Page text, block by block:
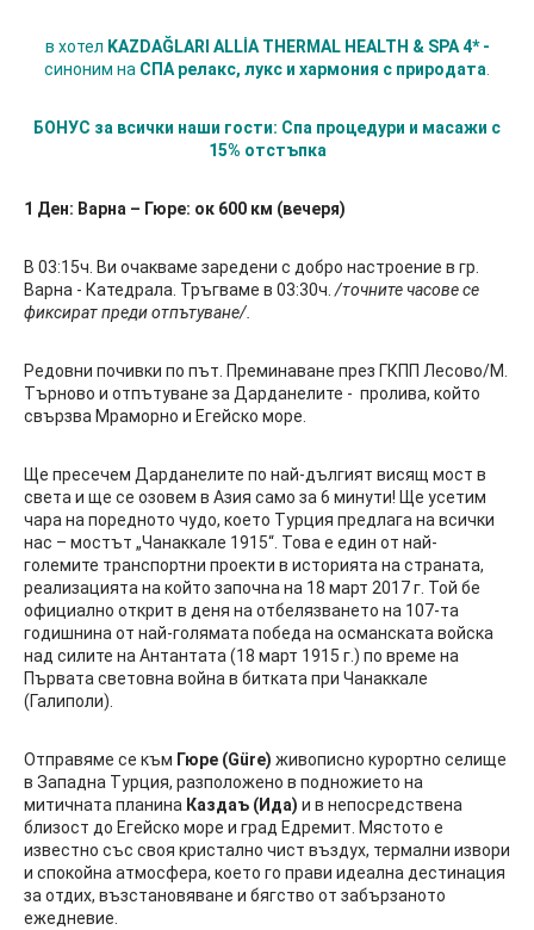
в хотел KAZDAĞLARI ALLİA THERMAL HEALTH & SPA 4* -
синоним на СПА релакс, лукс и хармония с природата
БОНУС за всички наши гости: Спа процедури и масажи с
15% отстъпка
1 Ден: Варна – Гюре: ок 600 км (вечеря)
В 03:15ч. Ви очакваме заредени с добро настроение в гр.
Варна - Катедрала. Тръгваме в 03:30ч. /точните часове се
фиксират преди отпътуване/.
Редовни почивки по път. Преминаване през ГКПП Лесово/М.
Търново и отпътуване за Дарданелите - пролива, който
свързва Мраморно и Егейско море.
Ще пресечем Дарданелите по най-дългият висящ мост в
света и ще се озовем в Азия само за 6 минути! Ще усетим
чара на поредното чудо, което Турция предлага на всички
нас – мостът „Чанаккале 1915“. Това е един от най-
големите транспортни проекти в историята на страната,
реализацията на който започна на 18 март 2017 г. Той бе
официално открит в деня на отбелязването на 107-та
годишнина от най-голямата победа на османската войска
над силите на Антантата (18 март 1915 г.) по време на
Първата световна война в битката при Чанаккале
(Галиполи).
Отправяме се към Гюре (Güre) живописно курортно селище
в Западна Турция, разположено в подножието на
митичната планина Каздаъ (Ида) и в непосредствена
близост до Егейско море и град Едремит. Мястото е
известно със своя кристално чист въздух, термални извори
и спокойна атмосфера, което го прави идеална дестинация
за отдих, възстановяване и бягство от забързаното
ежедневие.